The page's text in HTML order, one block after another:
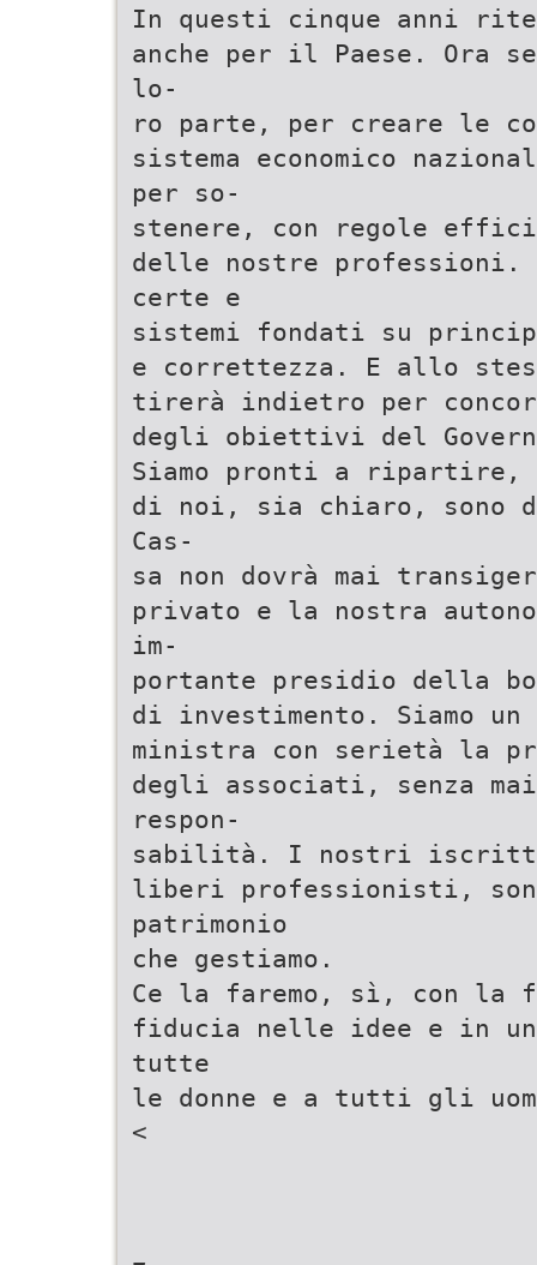
In questi cinque anni
anche per il Paese. Ora
lo-
ro parte, per creare le
sistema economico
per so-
stenere, con regole
delle nostre professioni.
certe e
sistemi fondati su
e correttezza. E allo
tirerà indietro per
degli obiettivi del
Siamo pronti a ripartire,
di noi, sia chiaro, sono
Cas-
sa non dovrà mai
privato e la nostra
im-
portante presidio della
di investimento. Siamo
ministra con serietà la
degli associati, senza
respon-
sabilità. I nostri
liberi professionisti,
patrimonio
che gestiamo.
Ce la faremo, sì, con la
fiducia nelle idee e in
tutte
le donne e a tutti gli
<